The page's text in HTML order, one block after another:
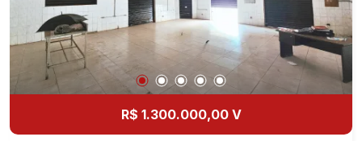
Lançamentos! Avenida João Fiúsa, 1051 - Alto da
Boa Vista | Ribeirão Preto.
R$ 1.300.000,00 V